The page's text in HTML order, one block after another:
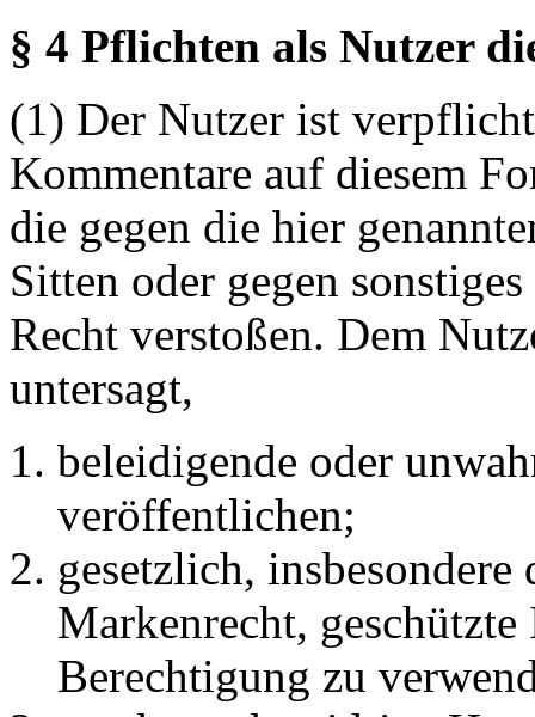
§ 4 Pflichten als Nutzer
(1) Der Nutzer ist
Kommentare auf diesem
die gegen die hier
Sitten oder gegen
Recht verstoßen. Dem
untersagt,
beleidigende oder
veröffentlichen;
gesetzlich,
Markenrecht, geschützte
Berechtigung zu